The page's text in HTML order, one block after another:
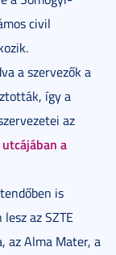
civil
a szervezők a
így a
az
a
is
az SZTE
az Alma Mater, a